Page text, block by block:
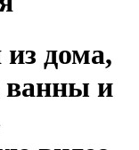
дома,
ванны и